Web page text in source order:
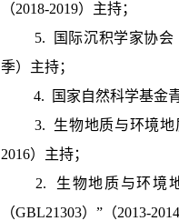
（2018-2019）主持；
5. 国际沉积学家协会
季）主持；
4. 国家自然科学基金
3. 生物地质与环境地
2016）主持；
2. 生物地质与环境
（GBL21303）”（2013-